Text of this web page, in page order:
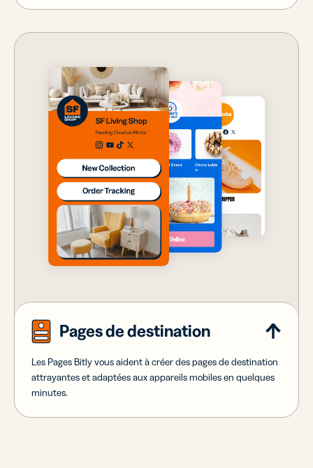
Pages de destination
Les Pages Bitly vous aident à créer des pages de destination
attrayantes et adaptées aux appareils mobiles en quelques
minutes.